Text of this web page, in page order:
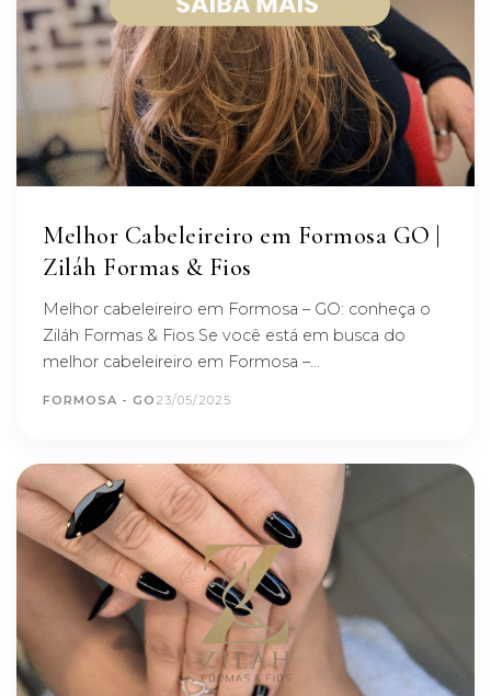
Melhor Cabeleireiro em Formosa GO |
Ziláh Formas & Fios
Melhor cabeleireiro em Formosa – GO: conheça o
Ziláh Formas & Fios Se você está em busca do
melhor cabeleireiro em Formosa –...
FORMOSA - GO 23/05/2025